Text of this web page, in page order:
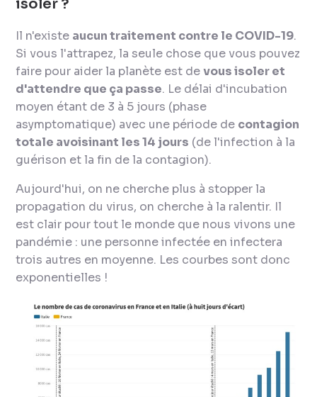
isoler ?
Il n'existe aucun traitement contre le COVID-19.
Si vous l'attrapez, la seule chose que vous pouvez
faire pour aider la planète est devous isoler et
d'attendre que ça passe. Le délai d'incubation
moyen étant de 3 à 5 jours (phase
asymptomatique) avec une période de contagion
totale avoisinant les 14 jours (de l'infection à la
guérison et la fin de la contagion).
Aujourd'hui, on ne cherche plus à stopper la
propagation du virus, on cherche à la ralentir. Il
est clair pour tout le monde que nous vivons une
pandémie : une personne infectée en infectera
trois autres en moyenne. Les courbes sont donc
exponentielles !